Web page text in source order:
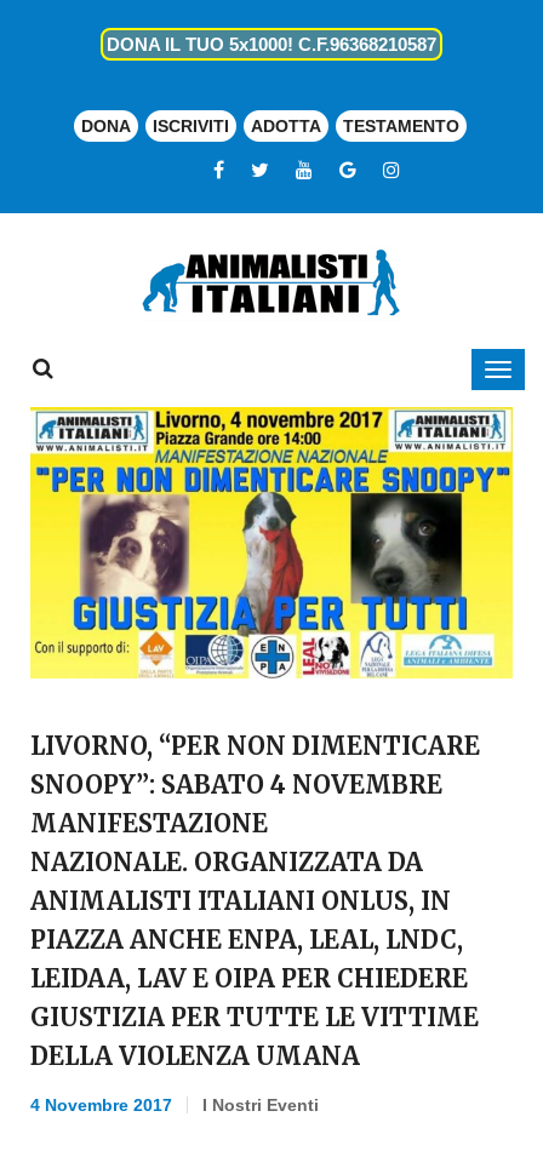
DONA IL TUO 5x1000! C.F.96368210587
DONA ISCRIVITI ADOTTA TESTAMENTO
LIVORNO, “PER NON DIMENTICARE
SNOOPY”: SABATO 4 NOVEMBRE
MANIFESTAZIONE
NAZIONALE. ORGANIZZATA DA
ANIMALISTI ITALIANI ONLUS, IN
PIAZZA ANCHE ENPA, LEAL, LNDC,
LEIDAA, LAV E OIPA PER CHIEDERE
GIUSTIZIA PER TUTTE LE VITTIME
DELLA VIOLENZA UMANA
4 Novembre 2017 I Nostri Eventi